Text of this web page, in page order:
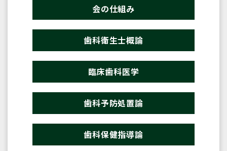
会の仕組み
歯科衛生士概論
臨床歯科医学
歯科予防処置論
歯科保健指導論